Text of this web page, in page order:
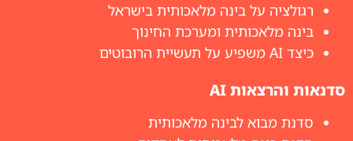
רגולציה על בינה מלאכותית בישראל
בינה מלאכותית ומערכת החינוך
כיצד AI משפיע על תעשיית הרובוטים
סדנאות והרצאות AI
סדנת מבוא לבינה מלאכותית